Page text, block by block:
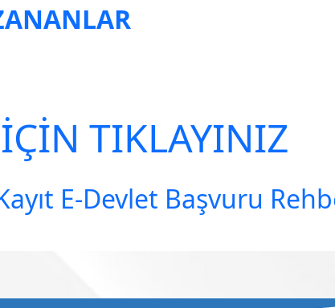
TIKLAYINIZ
E-Devlet Başvuru